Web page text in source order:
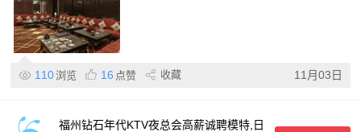
110浏览 16 点赞 收藏 11月03日
福州钻石年代KTV夜总会高薪诚聘模特,日